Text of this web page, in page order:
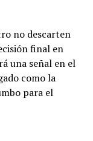
no descarten
final en
una señal en el
como la
para el